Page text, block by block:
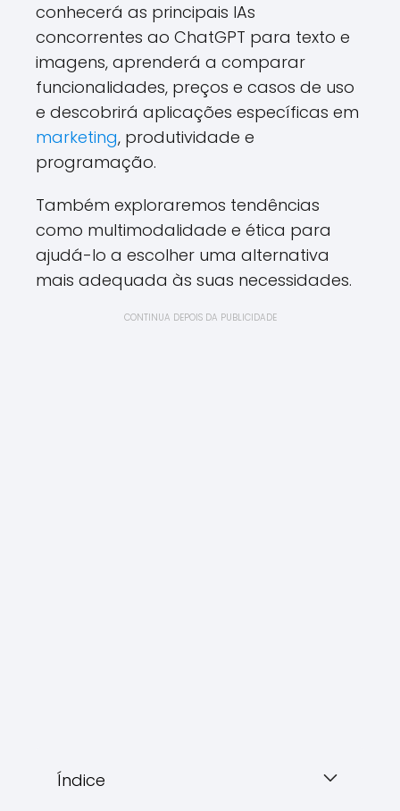
conhecerá as principais IAs
concorrentes ao ChatGPT para texto e
imagens, aprenderá a comparar
funcionalidades, preços e casos de uso
e descobrirá aplicações específicas em
marketing, produtividade e
programação.
Também exploraremos tendências
como multimodalidade e ética para
ajudá-lo a escolher uma alternativa
mais adequada às suas necessidades.
CONTINUA DEPOIS DA PUBLICIDADE
Índice